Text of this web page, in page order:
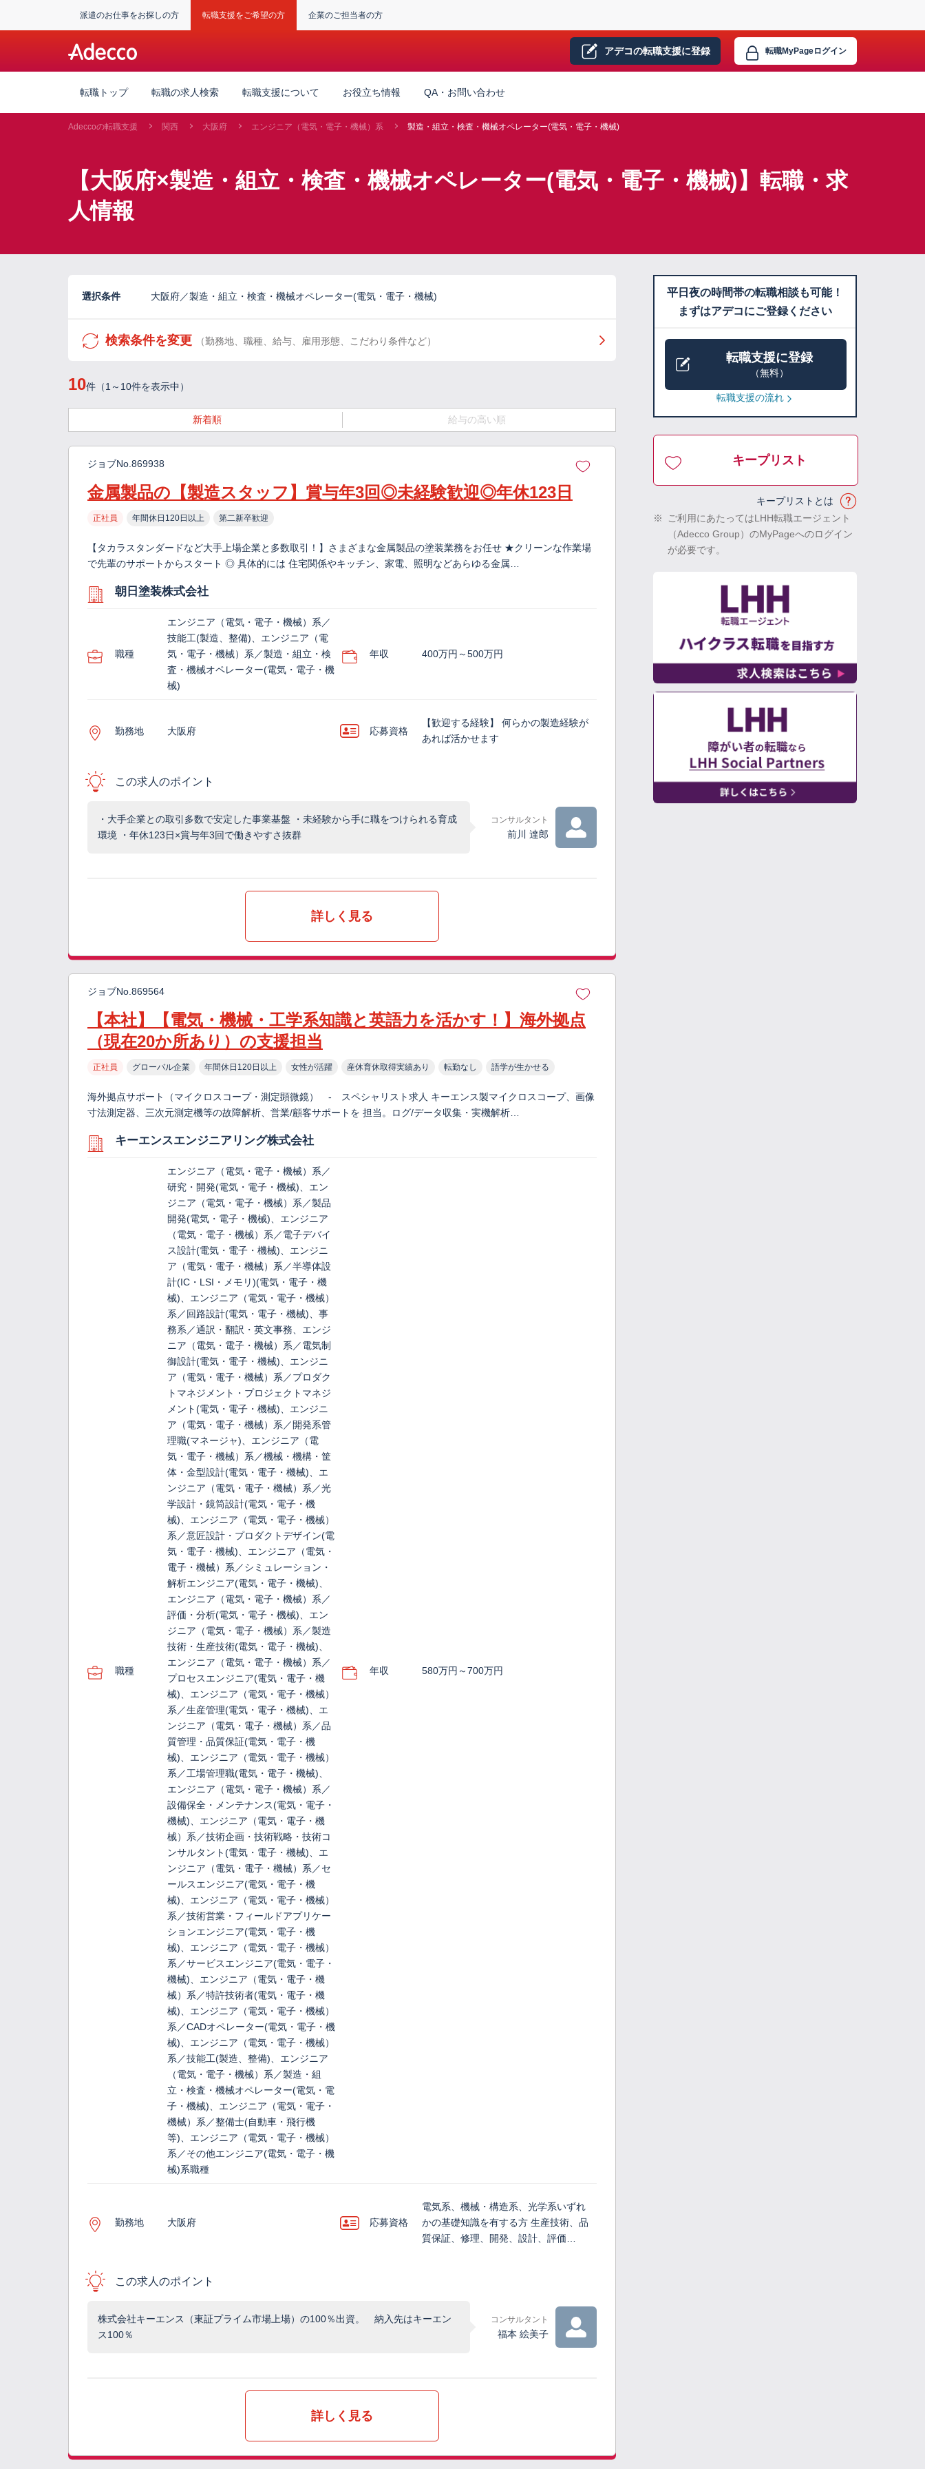
派遣のお仕事をお探しの方 転職支援をご希望の方 企業のご担当者の方
アデコの転職支援に登録 転職MyPageログイン
転職トップ 転職の求人検索 転職支援について お役立ち情報 QA・お問い合わせ
Adeccoの転職支援 関西 大阪府 エンジニア（電気・電子・機械）系 製造・組立・検査・機械オペレーター(電気・電子・機械)
【大阪府×製造・組立・検査・機械オペレーター(電気・電子・機械)】転職・求
人情報
選択条件 大阪府／製造・組立・検査・機械オペレーター(電気・電子・機械)
検索条件を変更 （勤務地、職種、給与、雇用形態、こだわり条件など）
10件（1～10件を表示中）
新着順 給与の高い順
ジョブNo.869938
金属製品の【製造スタッフ】賞与年3回◎未経験歓迎◎年休123日
正社員 年間休日120日以上 第二新卒歓迎
【タカラスタンダードなど大手上場企業と多数取引！】さまざまな金属製品の塗装業務をお任せ ★クリーンな作業場
で先輩のサポートからスタート ◎ 具体的には 住宅関係やキッチン、家電、照明などあらゆる金属…
朝日塗装株式会社
職種
エンジニア（電気・電子・機械）系／
技能工(製造、整備)、エンジニア（電
気・電子・機械）系／製造・組立・検
査・機械オペレーター(電気・電子・機
械)
年収 400万円～500万円
勤務地 大阪府 応募資格
【歓迎する経験】 何らかの製造経験が
あれば活かせます
この求人のポイント
・大手企業との取引多数で安定した事業基盤 ・未経験から手に職をつけられる育成
環境 ・年休123日×賞与年3回で働きやすさ抜群
コンサルタント
前川 達郎
詳しく見る
ジョブNo.869564
【本社】【電気・機械・工学系知識と英語力を活かす！】海外拠点
（現在20か所あり）の支援担当
正社員 グローバル企業 年間休日120日以上 女性が活躍 産休育休取得実績あり 転勤なし 語学が生かせる
海外拠点サポート（マイクロスコープ・測定顕微鏡） - スペシャリスト求人 キーエンス製マイクロスコープ、画像
寸法測定器、三次元測定機等の故障解析、営業/顧客サポートを 担当。ログ/データ収集・実機解析…
キーエンスエンジニアリング株式会社
職種
エンジニア（電気・電子・機械）系／
研究・開発(電気・電子・機械)、エン
ジニア（電気・電子・機械）系／製品
開発(電気・電子・機械)、エンジニア
（電気・電子・機械）系／電子デバイ
ス設計(電気・電子・機械)、エンジニ
ア（電気・電子・機械）系／半導体設
計(IC・LSI・メモリ)(電気・電子・機
械)、エンジニア（電気・電子・機械）
系／回路設計(電気・電子・機械)、事
務系／通訳・翻訳・英文事務、エンジ
ニア（電気・電子・機械）系／電気制
御設計(電気・電子・機械)、エンジニ
ア（電気・電子・機械）系／プロダク
トマネジメント・プロジェクトマネジ
メント(電気・電子・機械)、エンジニ
ア（電気・電子・機械）系／開発系管
理職(マネージャ)、エンジニア（電
気・電子・機械）系／機械・機構・筐
体・金型設計(電気・電子・機械)、エ
ンジニア（電気・電子・機械）系／光
学設計・鏡筒設計(電気・電子・機
械)、エンジニア（電気・電子・機械）
系／意匠設計・プロダクトデザイン(電
気・電子・機械)、エンジニア（電気・
電子・機械）系／シミュレーション・
解析エンジニア(電気・電子・機械)、
エンジニア（電気・電子・機械）系／
評価・分析(電気・電子・機械)、エン
ジニア（電気・電子・機械）系／製造
技術・生産技術(電気・電子・機械)、
エンジニア（電気・電子・機械）系／
プロセスエンジニア(電気・電子・機
械)、エンジニア（電気・電子・機械）
系／生産管理(電気・電子・機械)、エ
ンジニア（電気・電子・機械）系／品
質管理・品質保証(電気・電子・機
械)、エンジニア（電気・電子・機械）
系／工場管理職(電気・電子・機械)、
エンジニア（電気・電子・機械）系／
設備保全・メンテナンス(電気・電子・
機械)、エンジニア（電気・電子・機
械）系／技術企画・技術戦略・技術コ
ンサルタント(電気・電子・機械)、エ
ンジニア（電気・電子・機械）系／セ
ールスエンジニア(電気・電子・機
械)、エンジニア（電気・電子・機械）
系／技術営業・フィールドアプリケー
ションエンジニア(電気・電子・機
械)、エンジニア（電気・電子・機械）
系／サービスエンジニア(電気・電子・
機械)、エンジニア（電気・電子・機
械）系／特許技術者(電気・電子・機
械)、エンジニア（電気・電子・機械）
系／CADオペレーター(電気・電子・機
械)、エンジニア（電気・電子・機械）
系／技能工(製造、整備)、エンジニア
（電気・電子・機械）系／製造・組
立・検査・機械オペレーター(電気・電
子・機械)、エンジニア（電気・電子・
機械）系／整備士(自動車・飛行機
等)、エンジニア（電気・電子・機械）
系／その他エンジニア(電気・電子・機
械)系職種
年収 580万円～700万円
勤務地 大阪府 応募資格
電気系、機械・構造系、光学系いずれ
かの基礎知識を有する方 生産技術、品
質保証、修理、開発、設計、評価…
この求人のポイント
株式会社キーエンス（東証プライム市場上場）の100％出資。 納入先はキーエン
ス100％
コンサルタント
福本 絵美子
詳しく見る
平日夜の時間帯の転職相談も可能！
まずはアデコにご登録ください
転職支援に登録
（無料）
転職支援の流れ
キープリスト
キープリストとは
※
ご利用にあたってはLHH転職エージェント
（Adecco Group）のMyPageへのログイン
が必要です。